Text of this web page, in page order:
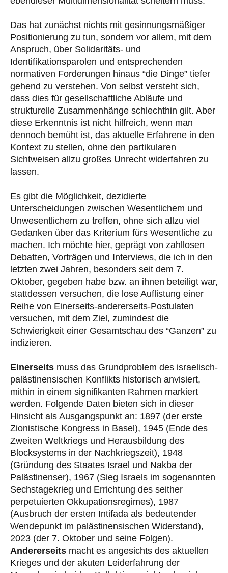
Das hat zunächst nichts mit gesinnungsmäßiger
Positionierung zu tun, sondern vor allem, mit dem
Anspruch, über Solidaritäts- und
Identifikationsparolen und entsprechenden
normativen Forderungen hinaus “die Dinge” tiefer
gehend zu verstehen. Von selbst versteht sich,
dass dies für gesellschaftliche Abläufe und
strukturelle Zusammenhänge schlechthin gilt. Aber
diese Erkenntnis ist nicht hilfreich, wenn man
dennoch bemüht ist, das aktuelle Erfahrene in den
Kontext zu stellen, ohne den partikularen
Sichtweisen allzu großes Unrecht widerfahren zu
lassen.
Es gibt die Möglichkeit, dezidierte
Unterscheidungen zwischen Wesentlichem und
Unwesentlichem zu treffen, ohne sich allzu viel
Gedanken über das Kriterium fürs Wesentliche zu
machen. Ich möchte hier, geprägt von zahllosen
Debatten, Vorträgen und Interviews, die ich in den
letzten zwei Jahren, besonders seit dem 7.
Oktober, gegeben habe bzw. an ihnen beteiligt war,
stattdessen versuchen, die lose Auflistung einer
Reihe von Einerseits-andererseits-Postulaten
versuchen, mit dem Ziel, zumindest die
Schwierigkeit einer Gesamtschau des “Ganzen” zu
indizieren.
Einerseits muss das Grundproblem des israelisch-
palästinensischen Konflikts historisch anvisiert,
mithin in einem signifikanten Rahmen markiert
werden. Folgende Daten bieten sich in dieser
Hinsicht als Ausgangspunkt an: 1897 (der erste
Zionistische Kongress in Basel), 1945 (Ende des
Zweiten Weltkriegs und Herausbildung des
Blocksystems in der Nachkriegszeit), 1948
(Gründung des Staates Israel und Nakba der
Palästinenser), 1967 (Sieg Israels im sogenannten
Sechstagekrieg und Errichtung des seither
perpetuierten Okkupationsregimes), 1987
(Ausbruch der ersten Intifada als bedeutender
Wendepunkt im palästinensischen Widerstand),
2023 (der 7. Oktober und seine Folgen).
Andererseits macht es angesichts des aktuellen
Krieges und der akuten Leiderfahrung der